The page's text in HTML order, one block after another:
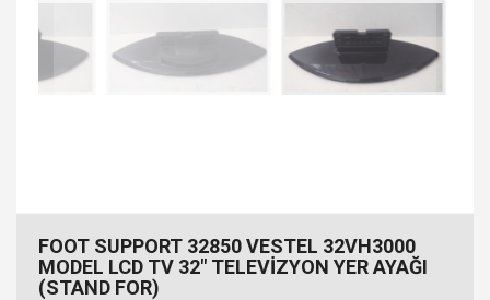
FOOT SUPPORT 32850 VESTEL 32VH3000
MODEL LCD TV 32" TELEVİZYON YER AYAĞI
(STAND FOR)